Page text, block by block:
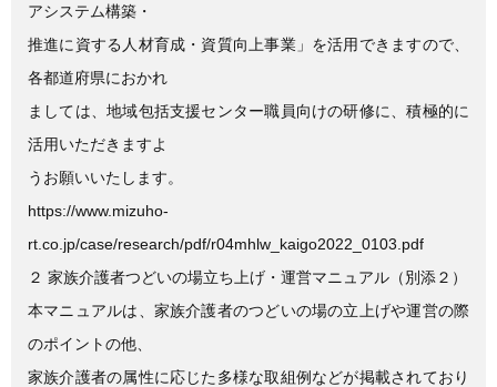
アシステム構築・
推進に資する人材育成・資質向上事業」を活用できますので、
各都道府県におかれ
ましては、地域包括支援センター職員向けの研修に、積極的に
活用いただきますよ
うお願いいたします。
https://www.mizuho-
rt.co.jp/case/research/pdf/r04mhlw_kaigo2022_0103.pdf
２ 家族介護者つどいの場立ち上げ・運営マニュアル（別添２）
本マニュアルは、家族介護者のつどいの場の立上げや運営の際
のポイントの他、
家族介護者の属性に応じた多様な取組例などが掲載されており